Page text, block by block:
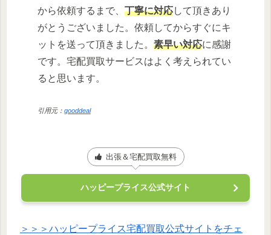
から依頼するまで、 丁寧に対応して頂きあり
がとうございました。依頼してからすぐにキ
ットを送って頂きました。 素早い対応に感謝
です。宅配買取サービスはよく考えられてい
ると思います。
引用元： gooddeal
出張＆宅配買取無料
ハッピープライス公式サイト
＞＞＞ハッピープライス宅配買取公式サイトをチェ